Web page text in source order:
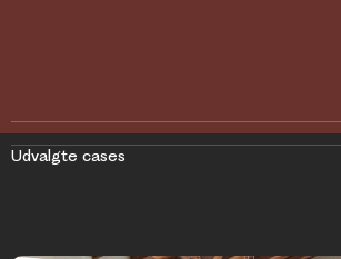
Udvalgte cases